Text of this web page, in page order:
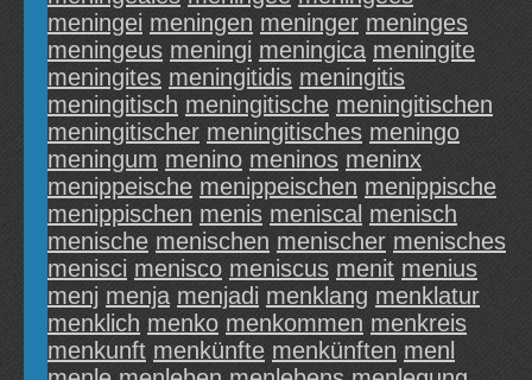
meningei meningen meninger meninges
meningeus meningi meningica meningite
meningites meningitidis meningitis
meningitisch meningitische meningitischen
meningitischer meningitisches meningo
meningum menino meninos meninx
menippeische menippeischen menippische
menippischen menis meniscal menisch
menische menischen menischer menisches
menisci menisco meniscus menit menius
menj menja menjadi menklang menklatur
menklich menko menkommen menkreis
menkunft menkünfte menkünften menl